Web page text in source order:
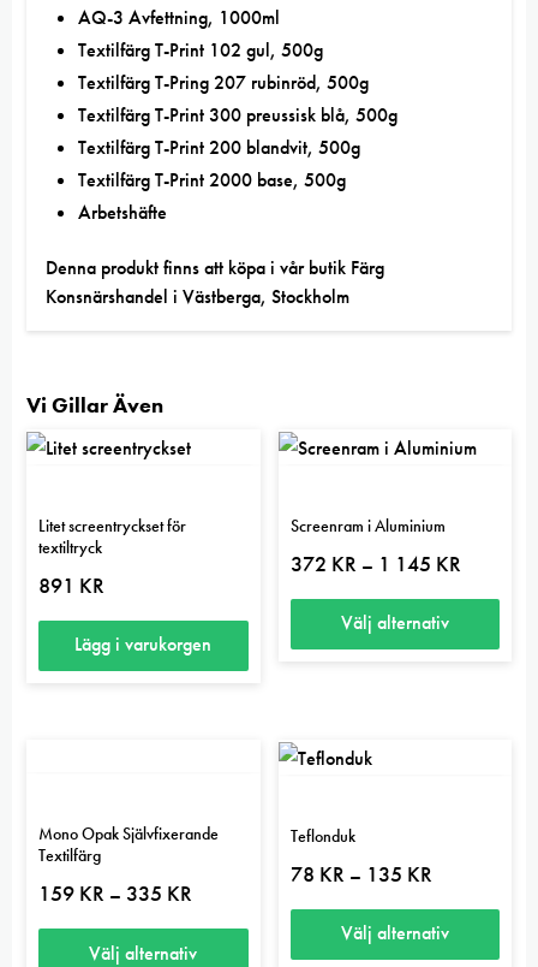
AQ-3 Avfettning, 1000ml
Textilfärg T-Print 102 gul, 500g
Textilfärg T-Pring 207 rubinröd, 500g
Textilfärg T-Print 300 preussisk blå, 500g
Textilfärg T-Print 200 blandvit, 500g
Textilfärg T-Print 2000 base, 500g
Arbetshäfte
Denna produkt finns att köpa i vår butik Färg
Konsnärshandel i Västberga, Stockholm
Vi Gillar Även
Litet screentryckset för
textiltryck
891 KR
Lägg i varukorgen
Screenram i Aluminium
372 KR – 1 145 KR
till
Välj alternativ
har
varianter.
alternativen
kan
Mono Opak Självfixerande
Textilfärg
159 KR – 335 KR
till
335 kr
Välj alternativ
Teflonduk
78 KR – 135 KRPrisintervall:
till
135 kr
Välj alternativ